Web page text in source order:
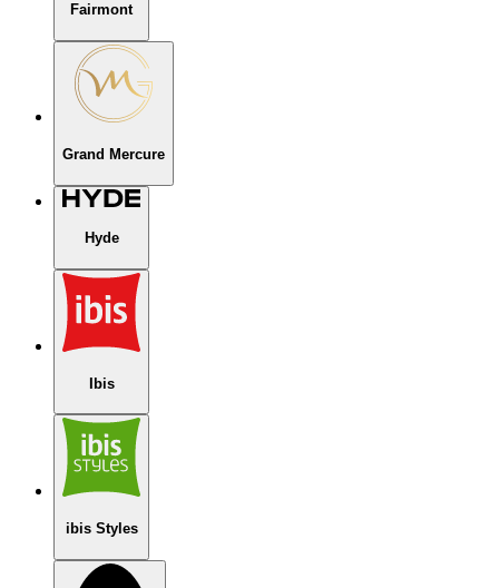
Fairmont
Grand Mercure
Hyde
Ibis
ibis Styles